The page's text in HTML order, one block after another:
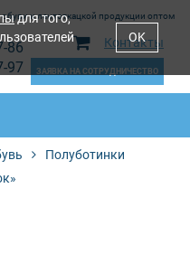
и лентоткацкой продукции оптом
86
97
ЗАЯВКА НА СОТРУДНИЧЕСТВО
Контакты
Полуботинки
для того,
OK